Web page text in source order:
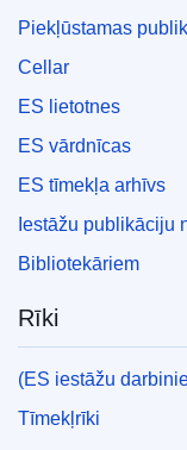
Piekļūstamas
Cellar
ES lietotnes
ES vārdnīcas
ES tīmekļa arhīvs
Iestāžu publikāciju
Bibliotekāriem
Rīki
(ES iestāžu
Tīmekļrīki